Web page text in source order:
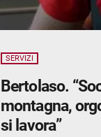
SERVIZI
Bertolaso.
montagna,
si lavora”